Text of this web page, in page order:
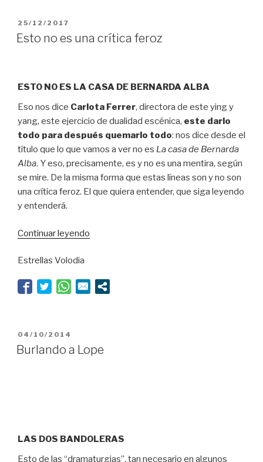
PUBLICADO
EL
25/12/2017
Esto no es una crítica feroz
ESTO NO ES LA CASA DE BERNARDA ALBA
Eso nos dice Carlota Ferrer, directora de este ying y
yang, este ejercicio de dualidad escénica, este darlo
todo para después quemarlo todo: nos dice desde el
título que lo que vamos a ver no es La casa de Bernarda
Alba. Y eso, precisamente, es y no es una mentira, según
se mire. De la misma forma que estas líneas son y no son
una crítica feroz. El que quiera entender, que siga leyendo
y entenderá.
Continuar leyendo
crítica
Estrellas Volodia
PUBLICADO
EL
04/10/2014
Burlando a Lope
LAS DOS BANDOLERAS
Esto de las “dramaturgias”, tan necesario en algunos